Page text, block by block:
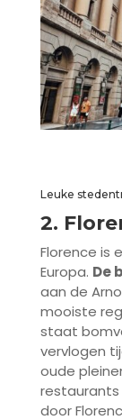
Leuke
2.
Florence is
Europa. De
aan de
mooiste
staat
vervlogen
oude
restaurants
door